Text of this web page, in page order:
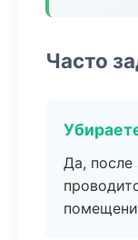
Часто
Да, после